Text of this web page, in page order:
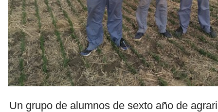
Un grupo de alumnos de sexto año de